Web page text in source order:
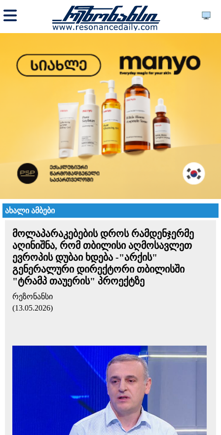
ახალი ამბები
მოლაპარაკებების დროს რამდენჯერმე
აღინიშნა, რომ თბილისი აღმოსავლეთ
ევროპის დუბაი ხდება -"არქის"
გენერალური დირექტორი თბილისში
"ტრამპ თაუერის" პროექტზე
რეზონანსი
(13.05.2026)